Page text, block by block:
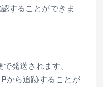
することができま
発送されます。
から追跡することが